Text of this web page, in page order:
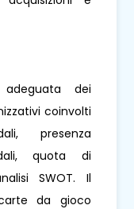
dei
coinvolti
presenza
quota di
SWOT. Il
da gioco